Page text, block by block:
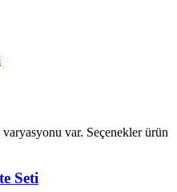
var. Seçenekler ürün
Seti